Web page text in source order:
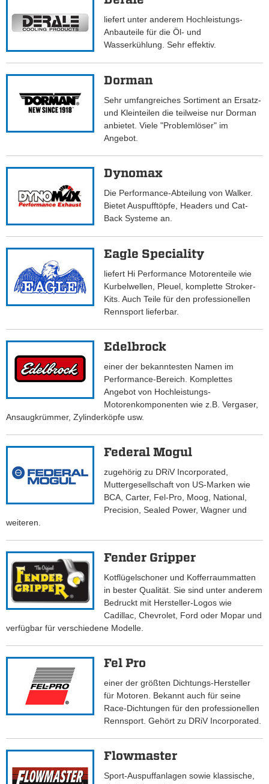
liefert unter anderem Hochleistungs-
Anbauteile für die Öl- und
Wasserkühlung. Sehr effektiv.
Dorman
Sehr umfangreiches Sortiment an Ersatz-
und Kleinteilen die teilweise nur Dorman
anbietet. Viele "Problemlöser" im
Angebot.
Dynomax
Die Performance-Abteilung von Walker.
Bietet Auspufftöpfe, Headers und Cat-
Back Systeme an.
Eagle Speciality
liefert Hi Performance Motorenteile wie
Kurbelwellen, Pleuel, komplette Stroker-
Kits. Auch Teile für den professionellen
Rennsport lieferbar.
Edelbrock
einer der bekanntesten Namen im
Performance-Bereich. Komplettes
Angebot von Hochleistungs-
Motorenkomponenten wie z.B. Vergaser,
Ansaugkrümmer, Zylinderköpfe usw.
Federal Mogul
zugehörig zu DRiV Incorporated,
Muttergesellschaft von US-Marken wie
BCA, Carter, Fel-Pro, Moog, National,
Precision, Sealed Power, Wagner und
weiteren.
Fender Gripper
Kotflügelschoner und Kofferraummatten
in bester Qualität. Sie sind unter anderem
Bedruckt mit Hersteller-Logos wie
Cadillac, Chevrolet, Ford oder Mopar und
verfügbar für verschiedene Modelle.
Fel Pro
einer der größten Dichtungs-Hersteller
für Motoren. Bekannt auch für seine
Race-Dichtungen für den professionellen
Rennsport. Gehört zu DRiV Incorporated.
Flowmaster
Sport-Auspuffanlagen sowie klassische,